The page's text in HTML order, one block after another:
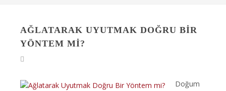
AĞLATARAK UYUTMAK DOĞRU BIR
YÖNTEM MI?
Doğum